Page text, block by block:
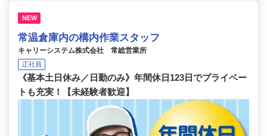
NEW
常温倉庫内の構内作業スタッフ
キャリーシステム株式会社 常総営業所
正社員
《基本土日休み／日勤のみ》年間休日123日でプライベー
トも充実！【未経験者歓迎】